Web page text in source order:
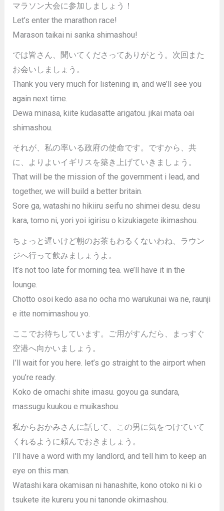
マラソン大会に参加しましょう！
Let’s enter the marathon race!
Marason taikai ni sanka shimashou!
では皆さん、聞いてくださってありがとう。次回また
お会いしましょう。
Thank you very much for listening in, and we’ll see you
again next time.
Dewa minasa, kiite kudasatte arigatou. jikai mata oai
shimashou.
それが、私の率いる政府の使命です。ですから、共
に、よりよいイギリスを築き上げていきましょう。
That will be the mission of the government i lead, and
together, we will build a better britain.
Sore ga, watashi no hikiiru seifu no shimei desu. desu
kara, tomo ni, yori yoi igirisu o kizukiagete ikimashou.
ちょっと遅いけど朝のお茶もわるくないわね、ラウン
ジへ行って飲みましょうよ。
It’s not too late for morning tea. we’ll have it in the
lounge.
Chotto osoi kedo asa no ocha mo warukunai wa ne, raunji
e itte nomimashou yo.
ここでお待ちしています。ご用がすんだら、まっすぐ
空港へ向かいましょう。
I’ll wait for you here. let’s go straight to the airport when
you’re ready.
Koko de omachi shite imasu. goyou ga sundara,
massugu kuukou e muikashou.
私からおかみさんに話して、この男に気をつけていて
くれるように頼んでおきましょう。
I’ll have a word with my landlord, and tell him to keep an
eye on this man.
Watashi kara okamisan ni hanashite, kono otoko ni ki o
tsukete ite kureru you ni tanonde okimashou.